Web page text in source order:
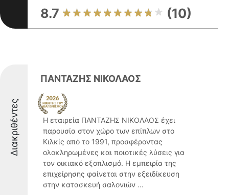
8.7 (10)
Διακριθέντες
ΠΑΝΤΑΖΗΣ ΝΙΚΟΛΑΟΣ
Η εταιρεία ΠΑΝΤΑΖΗΣ ΝΙΚΟΛΑΟΣ έχει
παρουσία στον χώρο των επίπλων στο
Κιλκίς από το 1991, προσφέροντας
ολοκληρωμένες και ποιοτικές λύσεις για
τον οικιακό εξοπλισμό. Η εμπειρία της
επιχείρησης φαίνεται στην εξειδίκευση
στην κατασκευή σαλονιών ...